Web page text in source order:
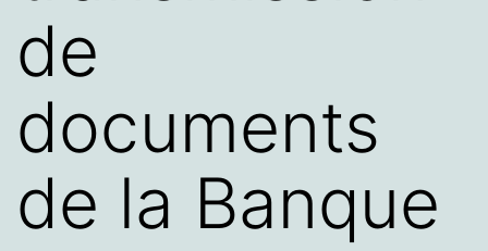
de
documents
de la Banque